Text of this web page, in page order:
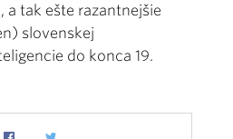
tak ešte razantnejšie
slovenskej
do konca 19.